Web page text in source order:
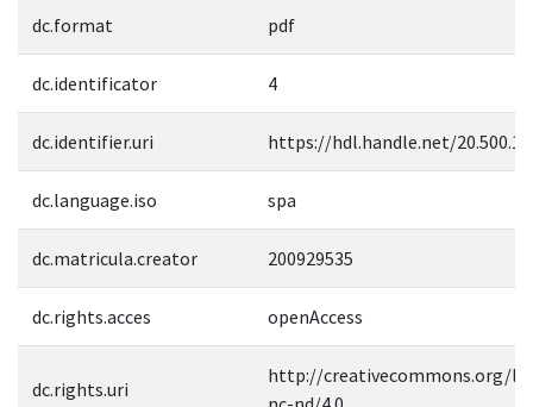
dc.format pdf
dc.identificator 4
dc.identifier.uri https://hdl.handle.net/
dc.language.iso spa
dc.matricula.creator 200929535
dc.rights.acces openAccess
dc.rights.uri
http://creativecommons.org/